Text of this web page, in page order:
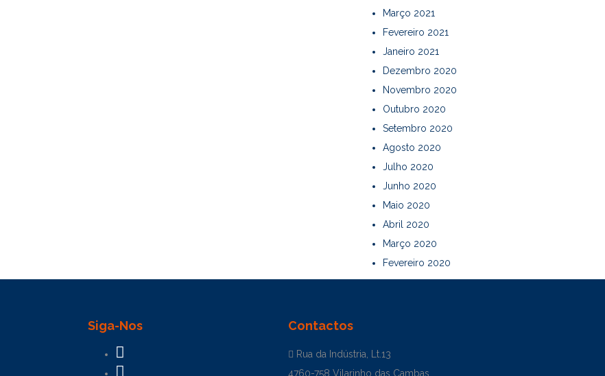
Março 2021
Fevereiro 2021
Janeiro 2021
Dezembro 2020
Novembro 2020
Outubro 2020
Setembro 2020
Agosto 2020
Julho 2020
Junho 2020
Maio 2020
Abril 2020
Março 2020
Fevereiro 2020
Siga-Nos Contactos
Rua da Indústria, Lt.13
4760-758 Vilarinho das Cambas